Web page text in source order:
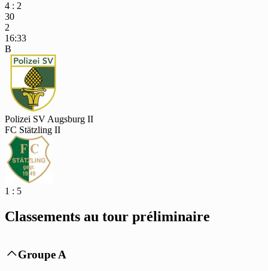
4 : 2
30
2
16:33
B
Polizei SV Augsburg II
FC Stätzling II
1 : 5
Classements au tour préliminaire
 Groupe A